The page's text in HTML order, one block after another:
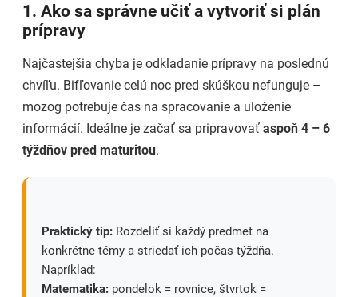
1. Ako sa správne učiť a vytvoriť si plán
prípravy
Najčastejšia chyba je odkladanie prípravy na poslednú
chvíľu. Bifľovanie celú noc pred skúškou nefunguje –
mozog potrebuje čas na spracovanie a uloženie
informácií. Ideálne je začať sa pripravovať aspoň 4 – 6
týždňov pred maturitou.
Praktický tip: Rozdeliť si každý predmet na
konkrétne témy a striedať ich počas týždňa.
Napríklad:
Matematika: pondelok = rovnice, štvrtok =